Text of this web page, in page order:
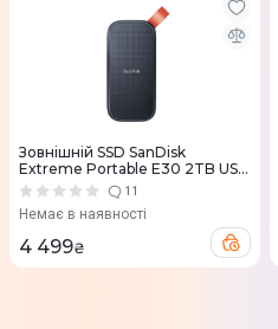
Зовнiшнiй SSD SanDisk
Extreme Portable E30 2TB USB
3.2 Type-C (Grey) SDSSDE30-
2T00-G25
11
Немає в наявності
4 499₴